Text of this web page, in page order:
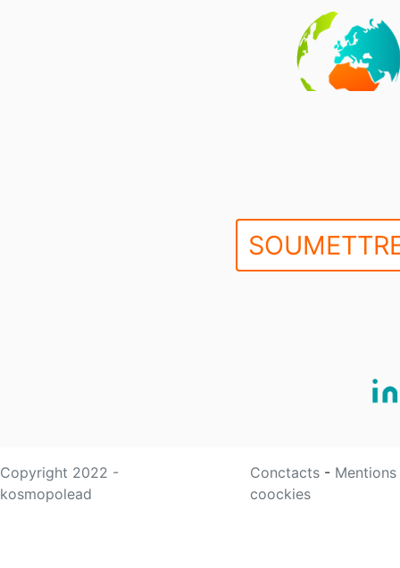
Copyright 2022 -
kosmopolead
Conctacts -
coockies